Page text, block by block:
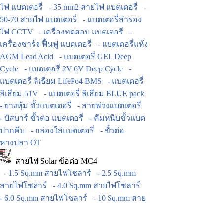
ไฟ แบตเตอรี่
- 35 mm2 สายไฟ แบตเตอรี่
-
50-70 สายไฟ แบตเตอรี่
- แบตเตอรี่สำรอง
ไฟ CCTV
- เครื่องทดสอบ แบตเตอรี่
-
เครื่องชาร์จ ฟื้นฟู แบตเตอรี่
- แบตเตอรี่แห้ง
AGM Lead Acid
- แบตเตอรี่ GEL Deep
Cycle
- แบตเตอรี่ 2V 6V Deep Cycle
-
แบตเตอรี่ ลิเธียม LifePo4 BMS
- แบตเตอรี่
ลิเธียม 51V
- แบตเตอรี่ ลิเธียม BLUE pack
- ยางหุ้ม ขั้วแบตเตอรี่
- สายพ่วงแบตเตอรี่
- บัสบาร์ ขั้วต่อ แบตเตอรี่
- คีมหนีบขั้วแบต
ปากคีบ
- กล่องใส่แบตเตอรี่
- ขั้วต่อ
หางปลา OT
สายไฟ Solar ข้อต่อ MC4
- 1.5 Sq.mm สายไฟโซลาร์
- 2.5 Sq.mm
สายไฟโซลาร์
- 4.0 Sq.mm สายไฟโซลาร์
- 6.0 Sq.mm สายไฟโซลาร์
- 10 Sq.mm สาย